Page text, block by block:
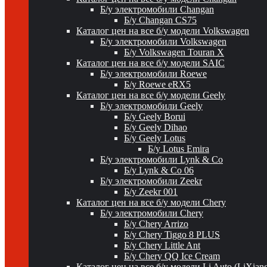
Б/у электромобили Changan
Б/у Changan CS75
Каталог цен на все б/у модели Volkswagen
Б/у электромобили Volkswagen
Б/у Volkswagen Touran X
Каталог цен на все б/у модели SAIC
Б/у электромобили Roewe
Б/у Roewe eRX5
Каталог цен на все б/у модели Geely
Б/у электромобили Geely
Б/у Geely Borui
Б/у Geely Dihao
Б/у Geely Lotus
Б/у Lotus Emira
Б/у электромобили Lynk & Co
Б/у Lynk & Co 06
Б/у электромобили Zeekr
Б/у Zeekr 001
Каталог цен на все б/у модели Chery
Б/у электромобили Chery
Б/у Chery Arrizo
Б/у Chery Tiggo 8 PLUS
Б/у Chery Little Ant
Б/у Chery QQ Ice Cream